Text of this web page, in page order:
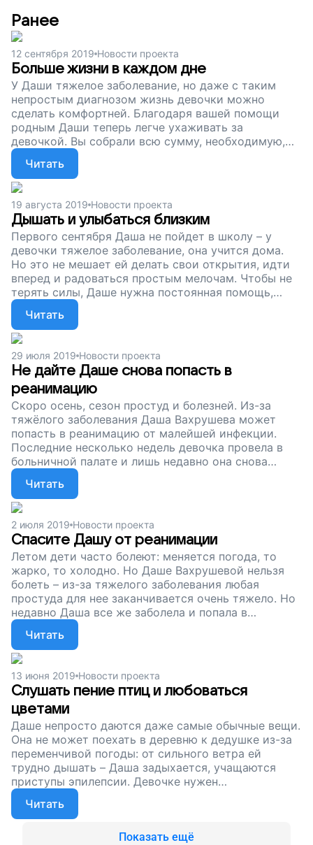
Ранее
12 сентября 2019 Новости проекта
Больше жизни в каждом дне
У Даши тяжелое заболевание, но даже с таким
непростым диагнозом жизнь девочки можно
сделать комфортней. Благодаря вашей помощи
родным Даши теперь легче ухаживать за
девочкой. Вы собрали всю сумму, необходимую,
чтобы купить для нее жизненно важное
медицинское оборудование. Оно не только
поможет маме заботиться о Даше, но и убережет
девочку от простуд, а также снизит риск ее
попадания в реанимацию. Большое вам спасибо!
Читать
19 августа 2019 Новости проекта
Дышать и улыбаться близким
Первого сентября Даша не пойдет в школу – у
девочки тяжелое заболевание, она учится дома.
Но это не мешает ей делать свои открытия, идти
вперед и радоваться простым мелочам. Чтобы не
терять силы, Даше нужна постоянная помощь,
сейчас мы собираем деньги на целый комплект
медицинской техники для девочки. Внести вклад в
будущее Даши и изменить ее жизнь может каждый
– просто поддержите наш проект.
Читать
29 июля 2019 Новости проекта
Не дайте Даше снова попасть в
реанимацию
Скоро осень, сезон простуд и болезней. Из-за
тяжёлого заболевания Даша Вахрушева может
попасть в реанимацию от малейшей инфекции.
Последние несколько недель девочка провела в
больничной палате и лишь недавно она снова
вернулась домой. Сейчас мы собираем деньги на
специальное оборудование, которое защитит Дашу
и подарит ей силы. Поддержите наш проект!
Читать
2 июля 2019 Новости проекта
Спасите Дашу от реанимации
Летом дети часто болеют: меняется погода, то
жарко, то холодно. Но Даше Вахрушевой нельзя
болеть – из-за тяжелого заболевания любая
простуда для нее заканчивается очень тяжело. Но
недавно Даша все же заболела и попала в
реанимацию. Снизить риск тяжелых осложнений
может специальное медицинское оборудование и
расходные материалы. Все это стоит очень
дорого, но вместе мы сможем купить все
необходимое. Подарите Даше Вахрушевой воздух
и жизнь, поддержите наш проект!
Читать
13 июня 2019 Новости проекта
Слушать пение птиц и любоваться
цветами
Даше непросто даются даже самые обычные вещи.
Она не может поехать в деревню к дедушке из-за
переменчивой погоды: от сильного ветра ей
трудно дышать – Даша задыхается, учащаются
приступы эпилепсии. Девочке нужен
реанимационный мешок и кислородный
концентратор. Без этого на улицу Даше не выйти.
Сейчас мы собираем деньги, чтобы обеспечить
Дашу всем необходимым. Помогите девочке
Читать
Показать ещё